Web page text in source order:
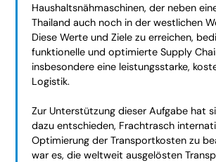
Haushaltsnähmaschinen, der neben
Thailand auch noch in der westlichen
Diese Werte und Ziele zu erreichen,
funktionelle und optimierte Supply
insbesondere eine leistungsstarke,
Logistik.
Zur Unterstützung dieser Aufgabe hat
dazu entschieden, Frachtrasch
Optimierung der Transportkosten zu
war es, die weltweit ausgelösten